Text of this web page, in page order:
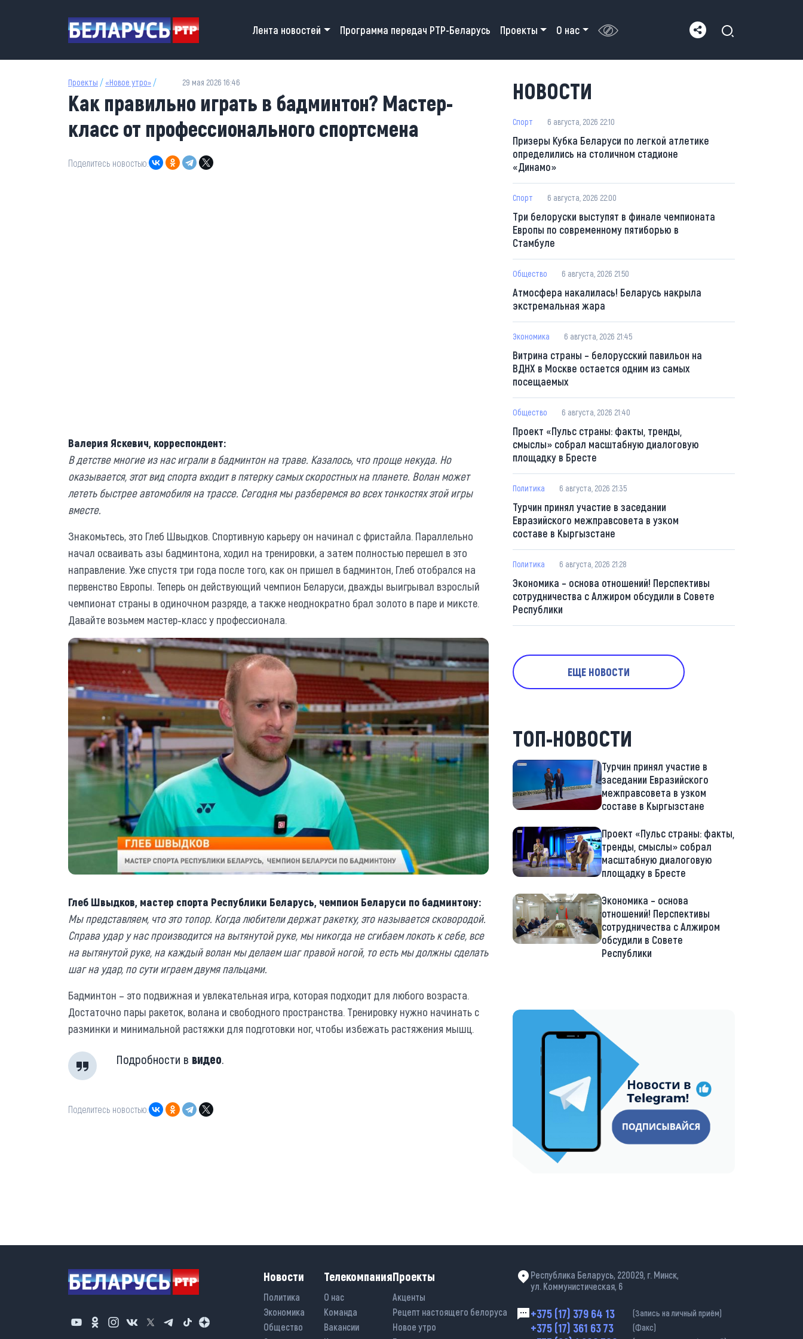
Main navigation
Лента новостей Программа передач РТР-Беларусь Проекты О нас
Проекты / «Новое утро» / 29 мая 2026 16:46
Как правильно играть в бадминтон? Мастер-
класс от профессионального спортсмена
Поделитесь новостью:
Валерия Яскевич, корреспондент:
В детстве многие из нас играли в бадминтон на траве. Казалось, что проще некуда. Но
оказывается, этот вид спорта входит в пятерку самых скоростных на планете. Волан может
лететь быстрее автомобиля на трассе. Сегодня мы разберемся во всех тонкостях этой игры
вместе.
Знакомьтесь, это Глеб Швыдков. Спортивную карьеру он начинал с фристайла. Параллельно
начал осваивать азы бадминтона, ходил на тренировки, а затем полностью перешел в это
направление. Уже спустя три года после того, как он пришел в бадминтон, Глеб отобрался на
первенство Европы. Теперь он действующий чемпион Беларуси, дважды выигрывал взрослый
чемпионат страны в одиночном разряде, а также неоднократно брал золото в паре и миксте.
Давайте возьмем мастер-класс у профессионала.
Глеб Швыдков, мастер спорта Республики Беларусь, чемпион Беларуси по бадминтону:
Мы представляем, что это топор. Когда любители держат ракетку, это называется сковородой.
Справа удар у нас производится на вытянутой руке, мы никогда не сгибаем локоть к себе, все
на вытянутой руке, на каждый волан мы делаем шаг правой ногой, то есть мы должны сделать
шаг на удар, по сути играем двумя пальцами.
Бадминтон – это подвижная и увлекательная игра, которая подходит для любого возраста.
Достаточно пары ракеток, волана и свободного пространства. Тренировку нужно начинать с
разминки и минимальной растяжки для подготовки ног, чтобы избежать растяжения мышц.
Подробности в видео
Поделитесь новостью:
НОВОСТИ
Спорт 6 августа, 2026 22:10
Призеры Кубка Беларуси по легкой атлетике
определились на столичном стадионе
«Динамо»
Спорт 6 августа, 2026 22:00
Три белоруски выступят в финале чемпионата
Европы по современному пятиборью в
Стамбуле
Общество 6 августа, 2026 21:50
Атмосфера накалилась! Беларусь накрыла
экстремальная жара
Экономика 6 августа, 2026 21:45
Витрина страны – белорусский павильон на
ВДНХ в Москве остается одним из самых
посещаемых
Общество 6 августа, 2026 21:40
Проект «Пульс страны: факты, тренды,
смыслы» собрал масштабную диалоговую
площадку в Бресте
Политика 6 августа, 2026 21:35
Турчин принял участие в заседании
Евразийского межправсовета в узком
составе в Кыргызстане
Политика 6 августа, 2026 21:28
Экономика – основа отношений! Перспективы
сотрудничества с Алжиром обсудили в Совете
Республики
ЕЩЕ НОВОСТИ
ТОП-НОВОСТИ
Турчин принял участие в
заседании Евразийского
межправсовета в узком
составе в Кыргызстане
Проект «Пульс страны: факты,
тренды, смыслы» собрал
масштабную диалоговую
площадку в Бресте
Экономика – основа
отношений! Перспективы
сотрудничества с Алжиром
обсудили в Совете
Республики
https://t.me/minskctvby
Новости
Политика
Экономика
Общество
Телекомпания
О нас
Команда
Вакансии
Проекты
Акценты
Рецепт настоящего белоруса
Новое утро
Республика Беларусь, 220029, г. Минск,
ул. Коммунистическая, 6
+375 (17) 379 64 13 (Запись на личный приём)
+375 (17) 361 63 73 (Факс)